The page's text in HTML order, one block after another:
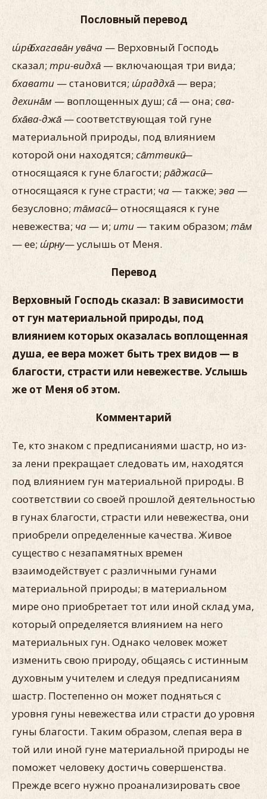
Пословный перевод
ш́рӣ-бхагава̄н ува̄ча — Верховный Господь
сказал; три-видха̄ — включающая три вида;
бхавати — становится; ш́раддха̄ — вера;
дехина̄м — воплощенных душ; са̄ — она; сва-
бха̄ва-джа̄ — соответствующая той гуне
материальной природы, под влиянием
которой они находятся; са̄ттвикӣ—
относящаяся к гуне благости; ра̄джасӣ—
относящаяся к гуне страсти; ча — также; эва —
безусловно; та̄масӣ— относящаяся к гуне
невежества; ча — и; ити — таким образом;та̄м
— ее; ш́р̣н̣у— услышь от Меня.
Перевод
Верховный Господь сказал: В зависимости
от гун материальной природы, под
влиянием которых оказалась воплощенная
душа, ее вера может быть трех видов — в
благости, страсти или невежестве. Услышь
же от Меня об этом.
Комментарий
Те, кто знаком с предписаниями шастр, но из-
за лени прекращает следовать им, находятся
под влиянием гун материальной природы. В
соответствии со своей прошлой деятельностью
в гунах благости, страсти или невежества, они
приобрели определенные качества. Живое
существо с незапамятных времен
взаимодействует с различными гунами
материальной природы; в материальном
мире оно приобретает тот или иной склад ума,
который определяется влиянием на него
материальных гун. Однако человек может
изменить свою природу, общаясь с истинным
духовным учителем и следуя предписаниям
шастр. Постепенно он может подняться с
уровня гуны невежества или страсти до уровня
гуны благости. Таким образом, слепая вера в
той или иной гуне материальной природы не
поможет человеку достичь совершенства.
Прежде всего нужно проанализировать свое